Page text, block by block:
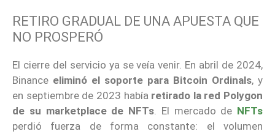
RETIRO GRADUAL DE UNA APUESTA QUE
NO PROSPERÓ
El cierre del servicio ya se veía venir. En abril de 2024,
Binance eliminó el soporte para Bitcoin Ordinals, y
en septiembre de 2023 había retirado la red Polygon
de su marketplace de NFTs . El mercado de NFTs
perdió fuerza de forma constante: el volumen